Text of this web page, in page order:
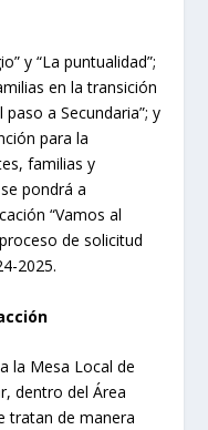
y “La puntualidad”;
en la transición
a Secundaria”; y
para la
familias y
pondrá a
“Vamos al
de solicitud
2025.
la Mesa Local de
dentro del Área
tratan de manera